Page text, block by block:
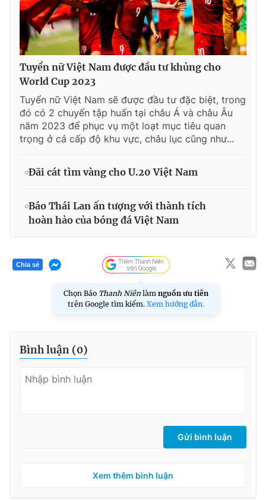
Tuyển nữ Việt Nam được đầu tư khủng cho
World Cup 2023
Tuyển nữ Việt Nam sẽ được đầu tư đặc biệt, trong
đó có 2 chuyến tập huấn tại châu Á và châu Âu
năm 2023 để phục vụ một loạt mục tiêu quan
trọng ở cả cấp độ khu vực, châu lục cũng như...
Đãi cát tìm vàng cho U.20 Việt Nam
Báo Thái Lan ấn tượng với thành tích
hoàn hảo của bóng đá Việt Nam
Chia sẻ
Chọn Báo Thanh Niên làm nguồn ưu tiên
trên Google tìm kiếm. Xem hướng dẫn.
Bình luận (0)
Gửi bình luận
Xem thêm bình luận